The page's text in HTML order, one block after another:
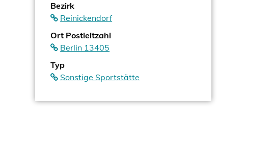
Bezirk
Reinickendorf
Ort Postleitzahl
Berlin 13405
Typ
Sonstige Sportstätte